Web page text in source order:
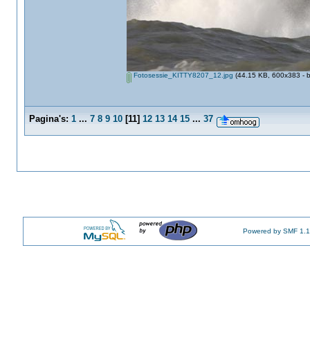
Fotosessie_KITTY8207_12.jpg (44.15 KB, 600x383 -
Pagina's: 1 ... 7 8 9 10 [11] 12 13 14 15 ... 37
Powered by SMF